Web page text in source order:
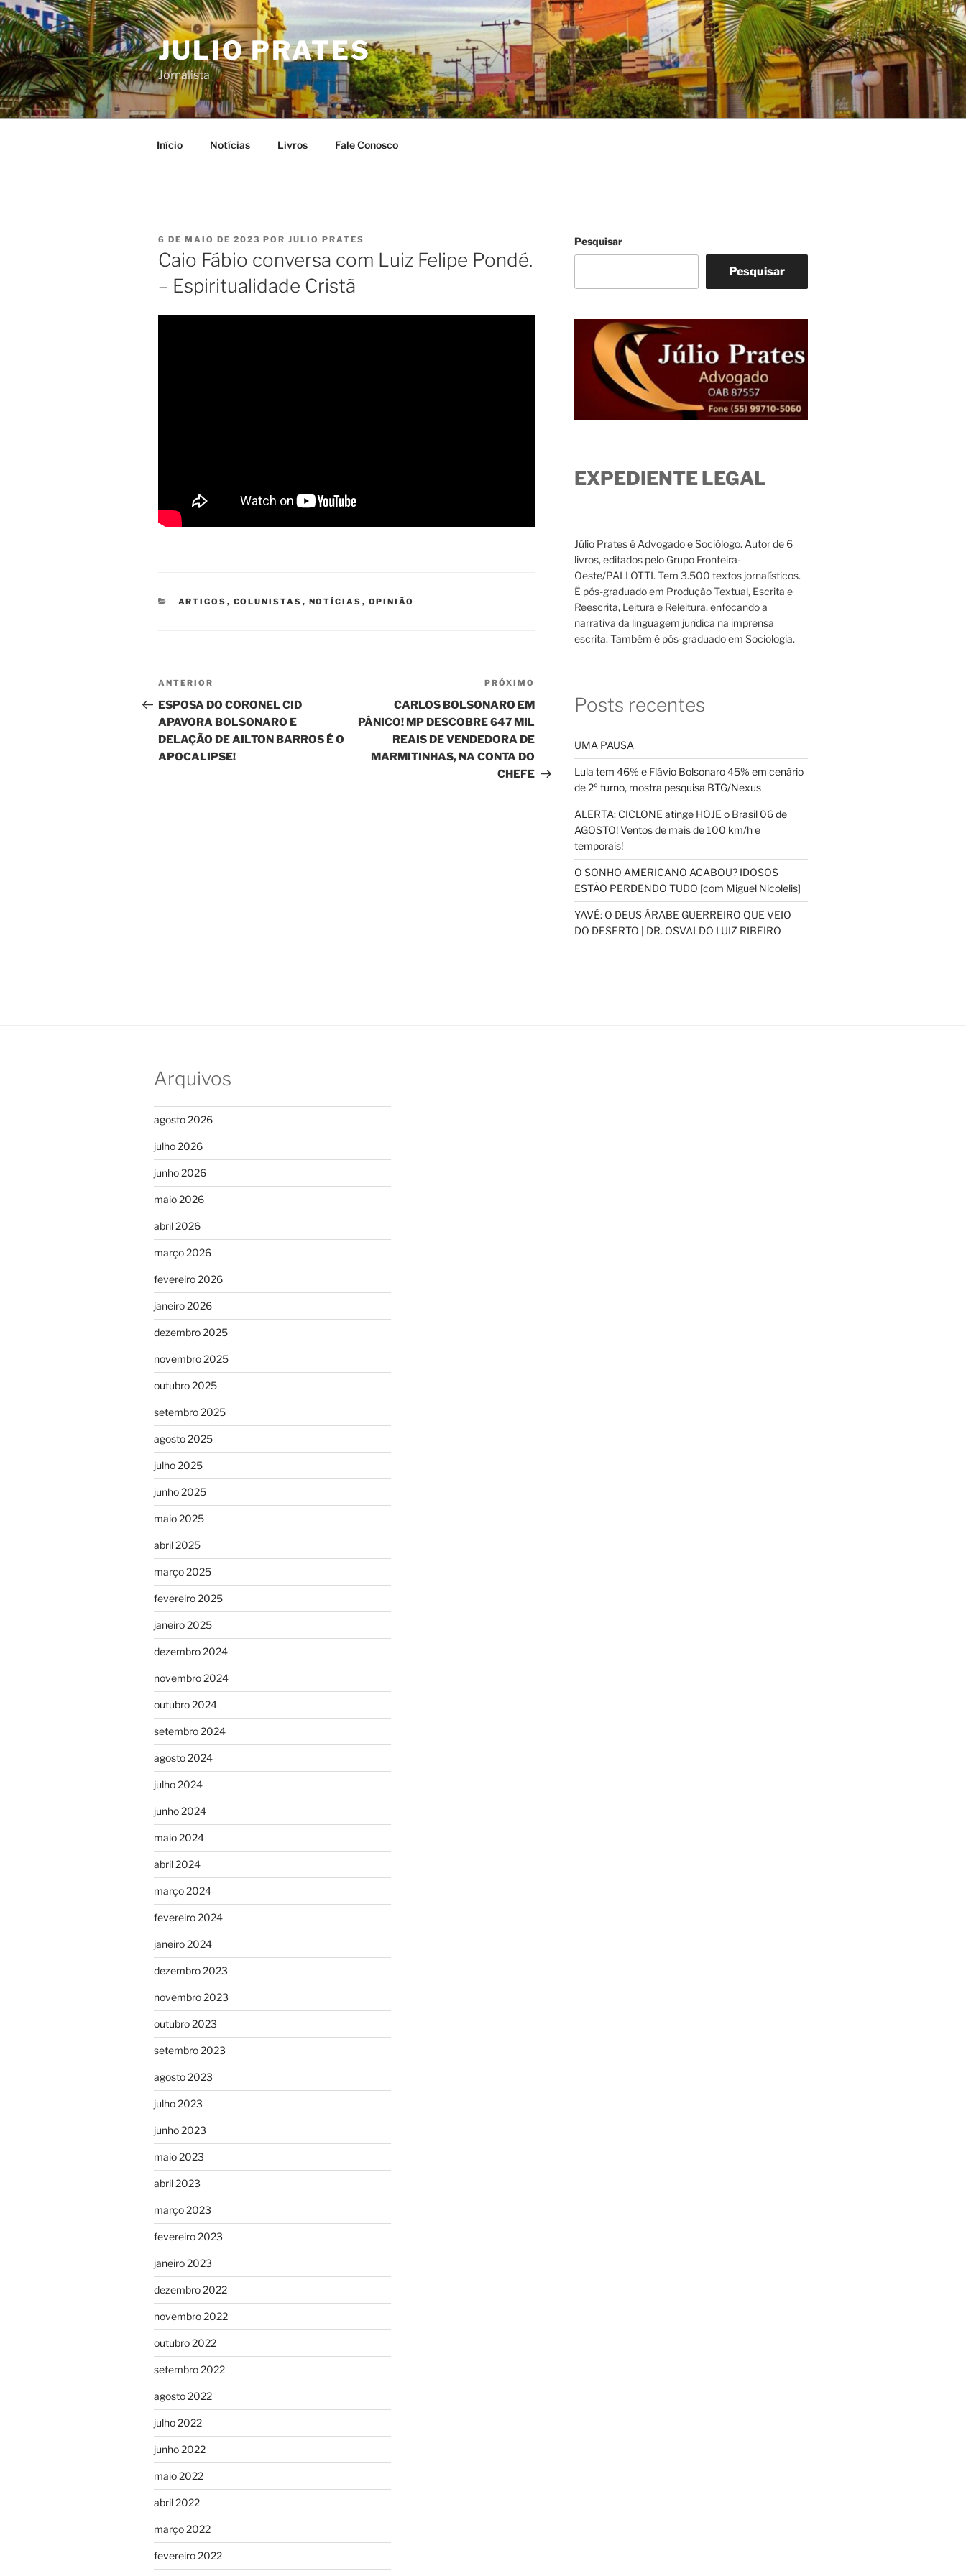
Pular
para
o
conteúdo
JULIO PRATES
Jornalista
Início Notícias Livros Fale Conosco
PUBLICADO
EM
6 DE MAIO DE 2023 POR JULIO PRATES
Caio Fábio conversa com Luiz Felipe Pondé.
– Espiritualidade Cristã
CATEGORIAS
ARTIGOS , COLUNISTAS , NOTÍCIAS , OPINIÃO
Navegação
de
Post
Post
anterior
ANTERIOR
ESPOSA DO CORONEL CID
APAVORA BOLSONARO E
DELAÇÃO DE AILTON BARROS É O
APOCALIPSE!
post
PRÓXIMO
CARLOS BOLSONARO EM
PÂNICO! MP DESCOBRE 647 MIL
REAIS DE VENDEDORA DE
MARMITINHAS, NA CONTA DO
CHEFE
Pesquisar
Pesquisar
EXPEDIENTE LEGAL
Júlio Prates é Advogado e Sociólogo. Autor de 6
livros, editados pelo Grupo Fronteira-
Oeste/PALLOTTI. Tem 3.500 textos jornalísticos.
É pós-graduado em Produção Textual, Escrita e
Reescrita, Leitura e Releitura, enfocando a
narrativa da linguagem jurídica na imprensa
escrita. Também é pós-graduado em Sociologia.
Posts recentes
UMA PAUSA
Lula tem 46% e Flávio Bolsonaro 45% em cenário
de 2º turno, mostra pesquisa BTG/Nexus
ALERTA: CICLONE atinge HOJE o Brasil 06 de
AGOSTO! Ventos de mais de 100 km/h e
temporais!
O SONHO AMERICANO ACABOU? IDOSOS
ESTÃO PERDENDO TUDO [com Miguel Nicolelis]
YAVÉ: O DEUS ÁRABE GUERREIRO QUE VEIO
DO DESERTO | DR. OSVALDO LUIZ RIBEIRO
Arquivos
agosto 2026
julho 2026
junho 2026
maio 2026
abril 2026
março 2026
fevereiro 2026
janeiro 2026
dezembro 2025
novembro 2025
outubro 2025
setembro 2025
agosto 2025
julho 2025
junho 2025
maio 2025
abril 2025
março 2025
fevereiro 2025
janeiro 2025
dezembro 2024
novembro 2024
outubro 2024
setembro 2024
agosto 2024
julho 2024
junho 2024
maio 2024
abril 2024
março 2024
fevereiro 2024
janeiro 2024
dezembro 2023
novembro 2023
outubro 2023
setembro 2023
agosto 2023
julho 2023
junho 2023
maio 2023
abril 2023
março 2023
fevereiro 2023
janeiro 2023
dezembro 2022
novembro 2022
outubro 2022
setembro 2022
agosto 2022
julho 2022
junho 2022
maio 2022
abril 2022
março 2022
fevereiro 2022